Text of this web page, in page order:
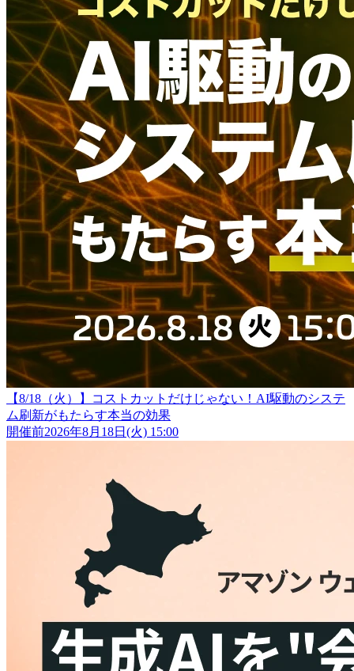
【8/18（火）】コストカットだけじゃない！AI駆動のシステ
ム刷新がもたらす本当の効果
開催前2026年8月18日(火) 15:00